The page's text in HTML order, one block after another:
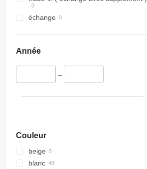
échange
Année
–
Couleur
beige
blanc